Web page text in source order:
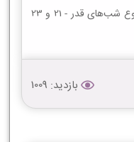
دانلود سخنرانی استاد رائفی پور با موضوع شب‌های قدر - 21 و 23
بازدید: 1009